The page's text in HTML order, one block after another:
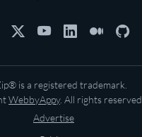
is a registered trademark.
WebbyAppy. All rights reserved.
Advertise